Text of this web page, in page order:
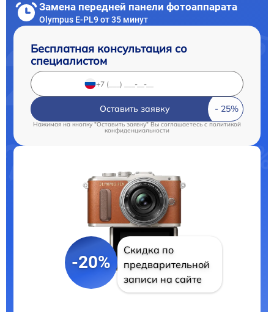
Замена передней панели фотоаппарата
Olympus E‑PL9 от 35 минут
Бесплатная консультация со
специалистом
Оставить заявку
Нажимая на кнопку "Оставить заявку" Вы соглашаетесь c политикой
конфиденциальности
-20%
Скидка по
предварительной
записи на сайте